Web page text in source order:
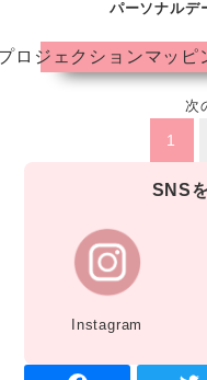
パーソナルデ
ロジェクションマッ
次
1
SNS
Instagram